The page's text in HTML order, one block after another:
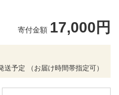
寄付金額 17,000円
予定 （お届け時間帯指定可）